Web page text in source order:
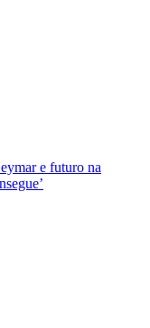
e futuro na